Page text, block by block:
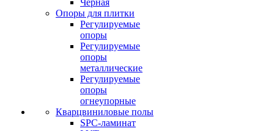
Черная
Опоры для плитки
Регулируемые
опоры
Регулируемые
опоры
металлические
Регулируемые
опоры
огнеупорные
Кварцвиниловые полы
SPC-ламинат